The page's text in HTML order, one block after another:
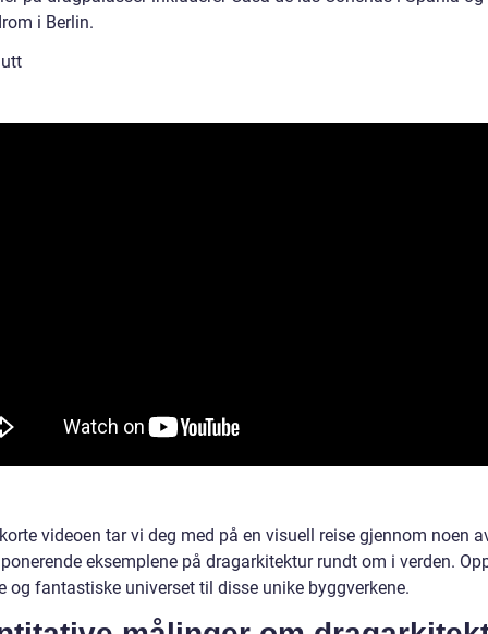
i Berlin.
videoen tar vi deg med på en visuell reise gjennom noen
eksemplene på dragarkitektur rundt om i verden.
og fantastiske universet til disse unike byggverkene.